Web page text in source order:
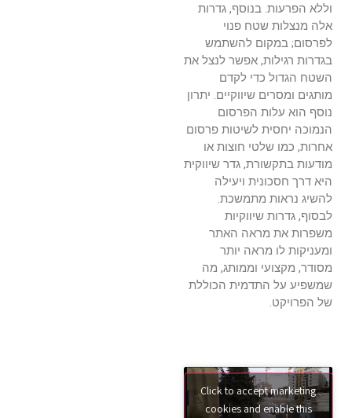
וללא הפרעות. בנוסף, גדרות
אלה מנצלות שטח פנוי
לפרסום; במקום להשתמש
בגדרות רגילות, אפשר לנצל את
השטח הגדול כדי לקדם
מותגים ומסרים שיווקיים. יתרון
נוסף הוא עלות הפרסום
הנמוכה יחסית לשיטות פרסום
אחרות, כמו שלטי חוצות או
מודעות בתקשורת, גדר שיווקית
היא דרך חסכונית ויעילה
להשיג נראות מתמשכת.
לבסוף, גדרות שיווקיות
משפרות את מראה האתר
ומעניקות לו מראה יותר
מסודר, מקצועי וממותג, מה
שמשפיע על התדמית הכוללת
של הפרויקט.
Click to accept marketing
cookies and enable this